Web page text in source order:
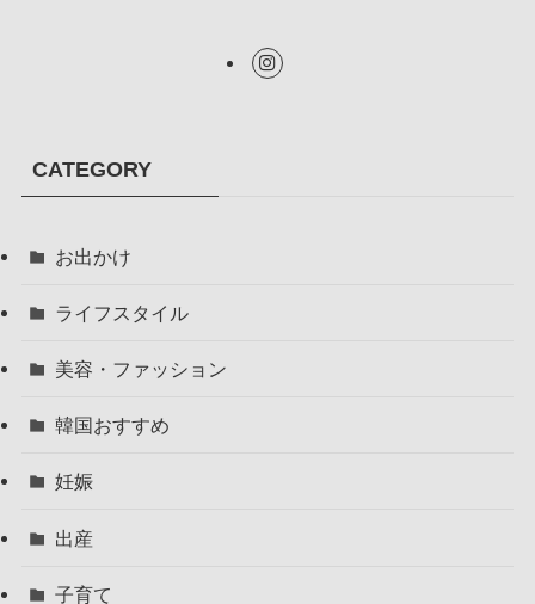
CATEGORY
お出かけ
ライフスタイル
美容・ファッション
韓国おすすめ
妊娠
出産
子育て